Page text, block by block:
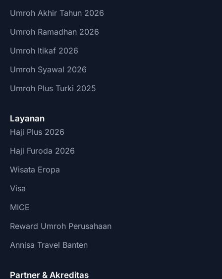
Umroh Akhir Tahun 2026
Umroh Ramadhan 2026
Umroh Itikaf 2026
Umroh Syawal 2026
Umroh Plus Turki 2025
Layanan
Haji Plus 2026
Haji Furoda 2026
Wisata Eropa
Visa
MICE
Reward Umroh Perusahaan
Annisa Travel Banten
Partner & Akreditas